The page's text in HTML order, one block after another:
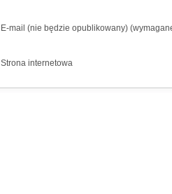
E-mail (nie będzie opublikowany)
Strona internetowa